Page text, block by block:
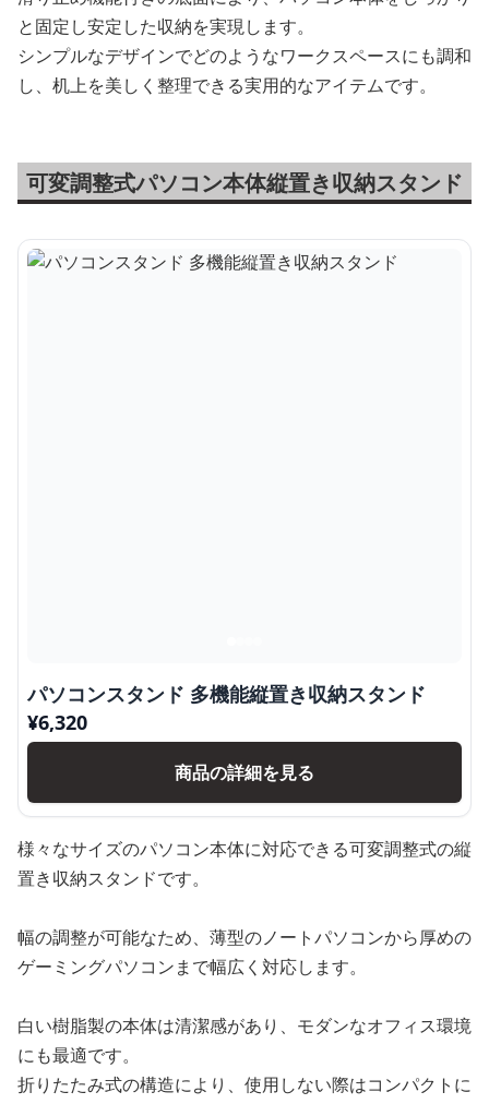
と固定し安定した収納を実現します。
シンプルなデザインでどのようなワークスペースにも調和
し、机上を美しく整理できる実用的なアイテムです。
可変調整式パソコン本体縦置き収納スタンド
パソコンスタンド 多機能縦置き収納スタンド
¥6,320
商品の詳細を見る
様々なサイズのパソコン本体に対応できる可変調整式の縦
置き収納スタンドです。
幅の調整が可能なため、薄型のノートパソコンから厚めの
ゲーミングパソコンまで幅広く対応します。
白い樹脂製の本体は清潔感があり、モダンなオフィス環境
にも最適です。
折りたたみ式の構造により、使用しない際はコンパクトに